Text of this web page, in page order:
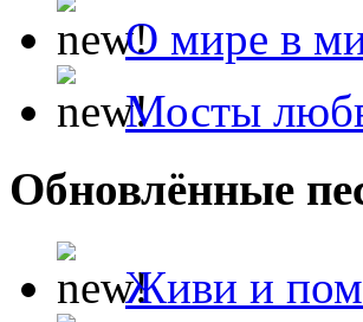
О мире в
Мосты
Обновлённые
Живи и